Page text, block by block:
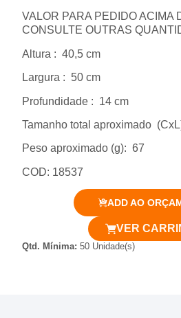
VALOR PARA PEDIDO ACIMA
CONSULTE OUTRAS
Altura : 40,5 cm
Largura : 50 cm
Profundidade : 14 cm
Tamanho total aproximado
Peso aproximado (g): 67
COD: 18537
ADD AO
VER
Qtd. Mínima: 50 Unidade(s)